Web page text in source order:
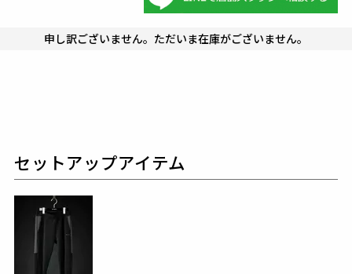
申し訳ございません。ただいま在庫がございません。
セットアップアイテム